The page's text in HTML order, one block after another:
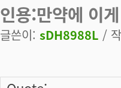
인용:만약에 이게
글쓴이: sDH8988L /